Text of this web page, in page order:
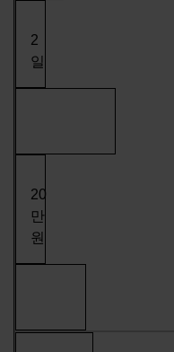
2
일
20
만
원